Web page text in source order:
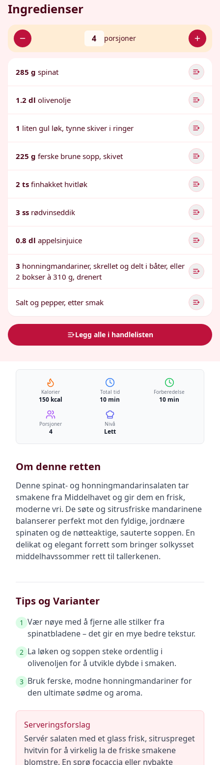
Ingredienser
4 porsjoner
285 g spinat
1.2 dl olivenolje
1 liten gul løk, tynne skiver i ringer
225 g ferske brune sopp, skivet
2 ts finhakket hvitløk
3 ss rødvinseddik
0.8 dl appelsinjuice
3 honningmandariner, skrellet og delt i båter, eller
2 bokser à 310 g, drenert
Salt og pepper, etter smak
Legg alle i handlelisten
Kalorier
150 kcal
Total tid
10 min
Forberedelse
10 min
Porsjoner
4
Nivå
Lett
Om denne retten
Denne spinat- og honningmandarinsalaten tar
smakene fra Middelhavet og gir dem en frisk,
moderne vri. De søte og sitrusfriske mandarinene
balanserer perfekt mot den fyldige, jordnære
spinaten og de nøtteaktige, sauterte soppen. En
delikat og elegant forrett som bringer solkysset
middelhavssommer rett til tallerkenen.
Tips og Varianter
1 Vær nøye med å fjerne alle stilker fra
spinatbladene – det gir en mye bedre tekstur.
2 La løken og soppen steke ordentlig i
olivenoljen for å utvikle dybde i smaken.
3 Bruk ferske, modne honningmandariner for
den ultimate sødme og aroma.
Serveringsforslag
Servér salaten med et glass frisk, sitruspreget
hvitvin for å virkelig la de friske smakene
blomstre. En sprø focaccia eller nybakte